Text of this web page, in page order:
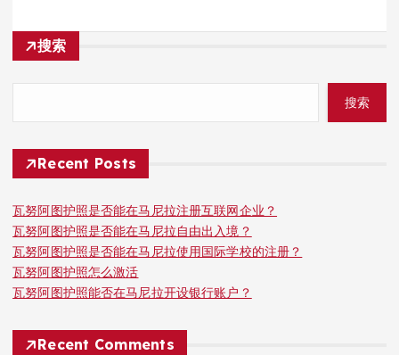
搜索
搜索
Recent Posts
瓦努阿图护照是否能在马尼拉注册互联网企业？
瓦努阿图护照是否能在马尼拉自由出入境？
瓦努阿图护照是否能在马尼拉使用国际学校的注册？
瓦努阿图护照怎么激活
瓦努阿图护照能否在马尼拉开设银行账户？
Recent Comments